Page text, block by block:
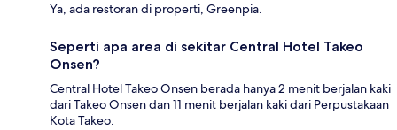
Ya, ada restoran di properti, Greenpia.
Seperti apa area di sekitar Central Hotel Takeo
Onsen?
Central Hotel Takeo Onsen berada hanya 2 menit berjalan kaki
dari Takeo Onsen dan 11 menit berjalan kaki dari Perpustakaan
Kota Takeo.